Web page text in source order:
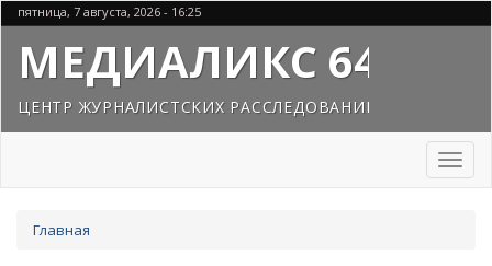
Перейти
к
основному
содержанию
пятница, 7 августа, 2026 - 16:25
МЕДИАЛИКС 64
ЦЕНТР ЖУРНАЛИСТСКИХ РАССЛЕДОВАНИЙ
Toggle
здесь
Главная